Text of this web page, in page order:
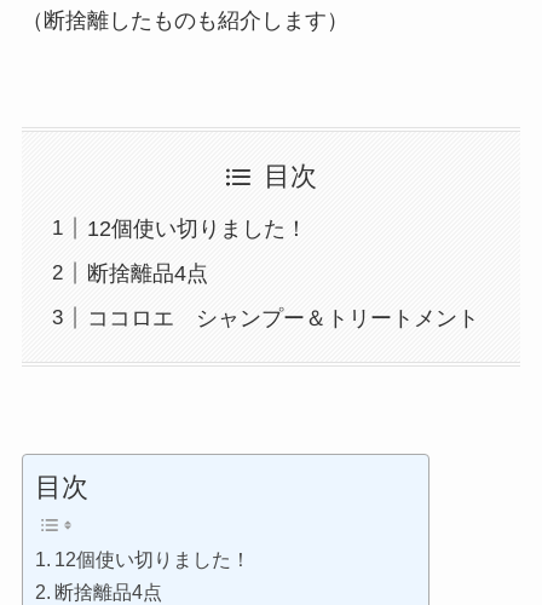
（断捨離したものも紹介します）
目次
12個使い切りました！
断捨離品4点
ココロエ シャンプー＆トリートメント
目次
12個使い切りました！
断捨離品4点